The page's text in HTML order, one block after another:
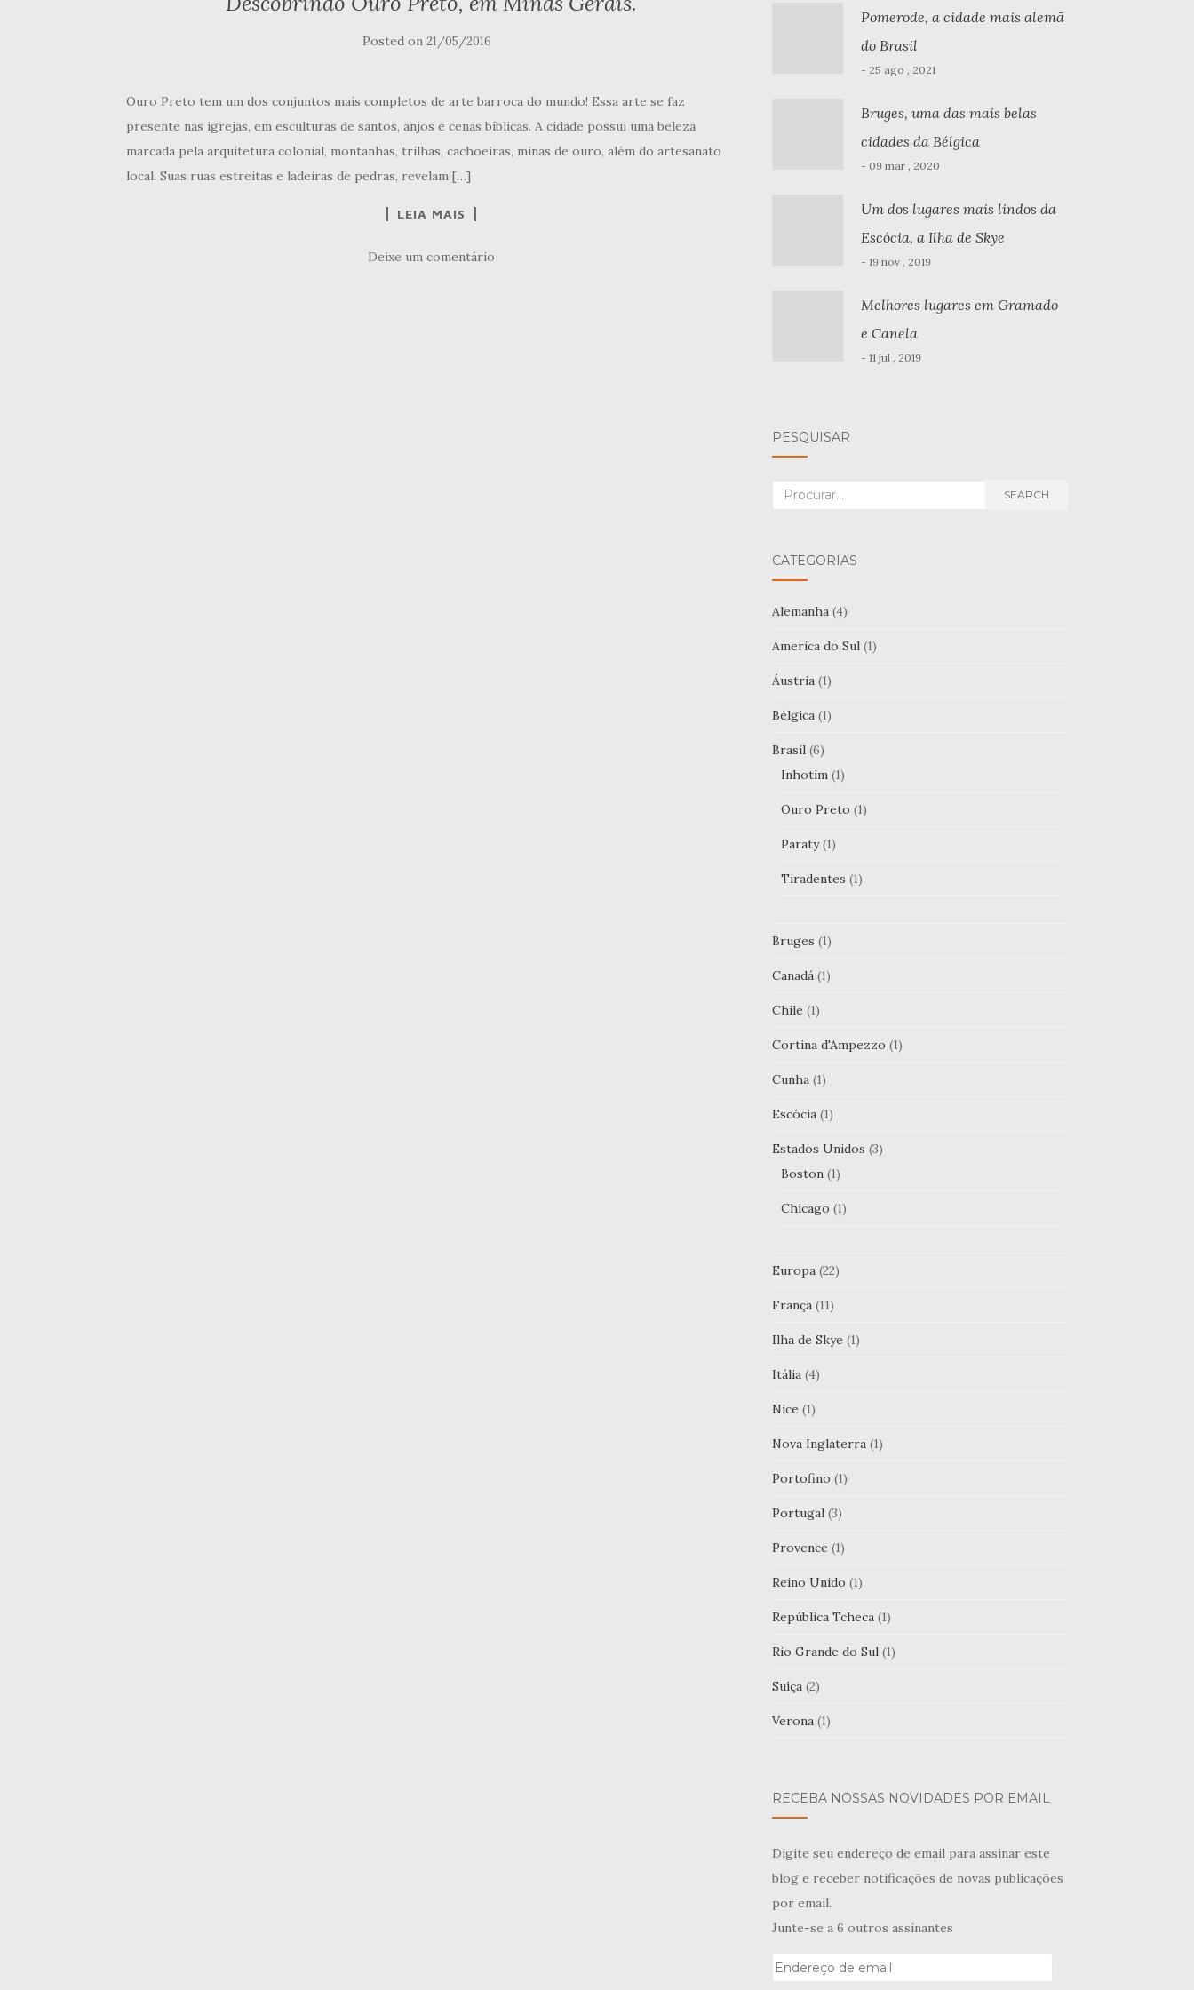
Posted on 21/05/2016
Ouro Preto tem um dos conjuntos mais completos de arte barroca do mundo! Essa arte se faz
presente nas igrejas, em esculturas de santos, anjos e cenas bíblicas. A cidade possui uma beleza
marcada pela arquitetura colonial, montanhas, trilhas, cachoeiras, minas de ouro, além do artesanato
local. Suas ruas estreitas e ladeiras de pedras, revelam […]
LEIA MAIS
Deixe um comentário
Pomerode, a cidade mais alemã
do Brasil
- 25 ago , 2021
Bruges, uma das mais belas
cidades da Bélgica
- 09 mar , 2020
Um dos lugares mais lindos da
Escócia, a Ilha de Skye
- 19 nov , 2019
Melhores lugares em Gramado
e Canela
- 11 jul , 2019
PESQUISAR
Search
SEARCH
CATEGORIAS
Alemanha(4)
America do Sul(1)
Áustria(1)
Bélgica(1)
Brasil(6)
Inhotim(1)
Ouro Preto (1)
Paraty(1)
Tiradentes (1)
Bruges (1)
Canadá(1)
Chile (1)
Cortina d'Ampezzo (1)
Cunha(1)
Escócia(1)
Estados Unidos (3)
Boston(1)
Chicago (1)
Europa(22)
França(11)
Ilha de Skye (1)
Itália(4)
Nice (1)
Nova Inglaterra(1)
Portofino (1)
Portugal(3)
Provence (1)
Reino Unido (1)
República Tcheca(1)
Rio Grande do Sul(1)
Suíça(2)
Verona(1)
RECEBA NOSSAS NOVIDADES POR EMAIL
Digite seu endereço de email para assinar este
blog e receber notificações de novas publicações
por email.
Junte-se a 6 outros assinantes
Endereço